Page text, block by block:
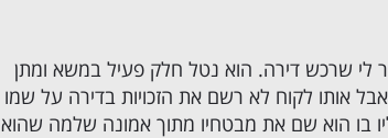
לי שרכש דירה. הוא נטל חלק פעיל במשא ומתן
אותו לקוח לא רשם את הזכויות בדירה על שמו
בו הוא שם את מבטחיו מתוך אמונה שלמה שהוא